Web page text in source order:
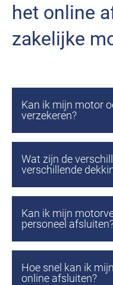
het online
zakelijke
Kan ik mijn motor
verzekeren?
Wat zijn de
verschillende
Kan ik mijn
personeel
Hoe snel kan ik
online afsluiten?